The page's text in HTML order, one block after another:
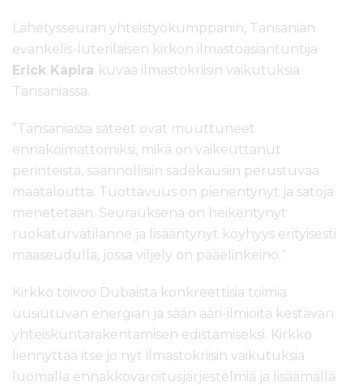
Lähetysseuran yhteistyökumppanin, Tansanian
evankelis-luterilaisen kirkon ilmastoasiantuntija
Erick Kapira kuvaa ilmastokriisin vaikutuksia
Tansaniassa.
”Tansaniassa sateet ovat muuttuneet
ennakoimattomiksi, mikä on vaikeuttanut
perinteistä, säännöllisiin sadekausiin perustuvaa
maataloutta. Tuottavuus on pienentynyt ja satoja
menetetään. Seurauksena on heikentynyt
ruokaturvatilanne ja lisääntynyt köyhyys erityisesti
maaseudulla, jossa viljely on pääelinkeino.”
Kirkko toivoo Dubaista konkreettisia toimia
uusiutuvan energian ja sään ääri-ilmiöitä kestävän
yhteiskuntarakentamisen edistämiseksi. Kirkko
liennyttää itse jo nyt ilmastokriisin vaikutuksia
luomalla ennakkovaroitusjärjestelmiä ja lisäämällä